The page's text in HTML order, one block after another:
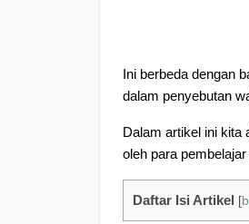
Ini berbeda dengan
dalam penyebutan
Dalam artikel ini kita
oleh para
Daftar Isi Artikel [